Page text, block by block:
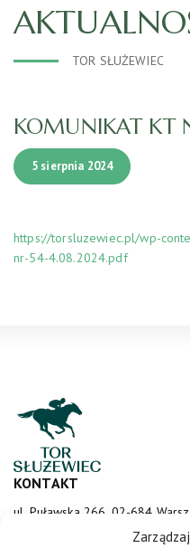
TOR SŁUŻEWIEC
KOMUNIKAT KT
5 sierpnia 2024
https://torsluzewiec.pl/wp-
nr-54-4.08.2024.pdf
KONTAKT
ul. Puławska 266, 02-684
sluzewiec@totalizator.pl